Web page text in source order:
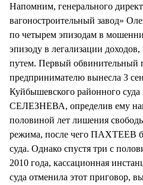
Напомним, генерального
вагоностроительный завод»
по четырем эпизодам в
эпизоду в легализации
путем. Первый обвинительный
предпринимателю вынесла 3
Куйбышевского районного
СЕЛЕЗНЕВА, определив ему
половиной лет лишения
режима, после чего ПАХТЕЕВ
суда. Однако спустя три с
2010 года, кассационная
суда отменила этот приговор,